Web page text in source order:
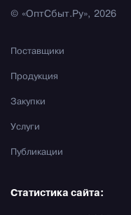
© «ОптСбыт.Ру», 2026
Поставщики
Продукция
Закупки
Услуги
Публикации
Статистика сайта: